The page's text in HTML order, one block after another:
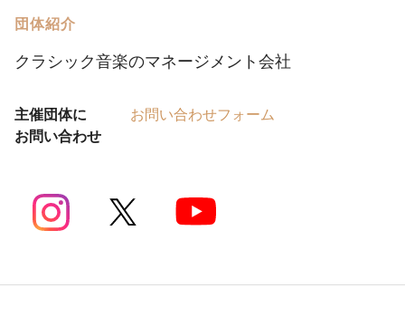
団体紹介
クラシック音楽のマネージメント会社
主催団体に
お問い合わせ
お問い合わせフォーム